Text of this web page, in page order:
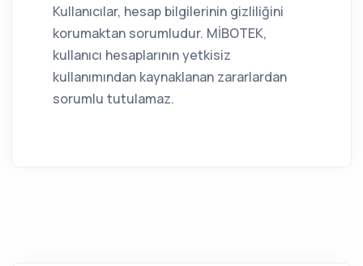
Kullanıcılar, hesap bilgilerinin gizliliğini
korumaktan sorumludur. MİBOTEK,
kullanıcı hesaplarının yetkisiz
kullanımından kaynaklanan zararlardan
sorumlu tutulamaz.